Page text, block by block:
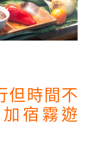
但時間不
宿霧遊